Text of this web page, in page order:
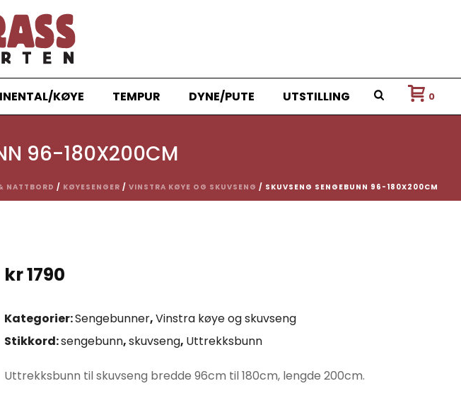
KØYE TEMPUR DYNE/PUTE UTSTILLING 0
96-180X200CM
NATTBORD / KØYESENGER / VINSTRA KØYE OG SKUVSENG / SKUVSENG SENGEBUNN 96-180X200CM
kr1790
Kategorier:Sengebunner,Vinstra køye og skuvseng
Stikkord:sengebunn,skuvseng, Uttrekksbunn
Uttrekksbunn til skuvseng bredde 96cm til 180cm, lengde 200cm.